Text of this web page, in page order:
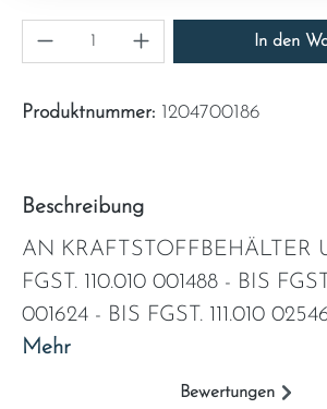
Produkt Anzahl: Gib denIn den
Produktnummer: 1204700186
Beschreibung
AN KRAFTSTOFFBEHÄLTER
FGST. 110.010 001488 - BIS
001624 - BIS FGST. 111.010
Mehr
Bewertungen
Denmark
France
Greece
Hungary